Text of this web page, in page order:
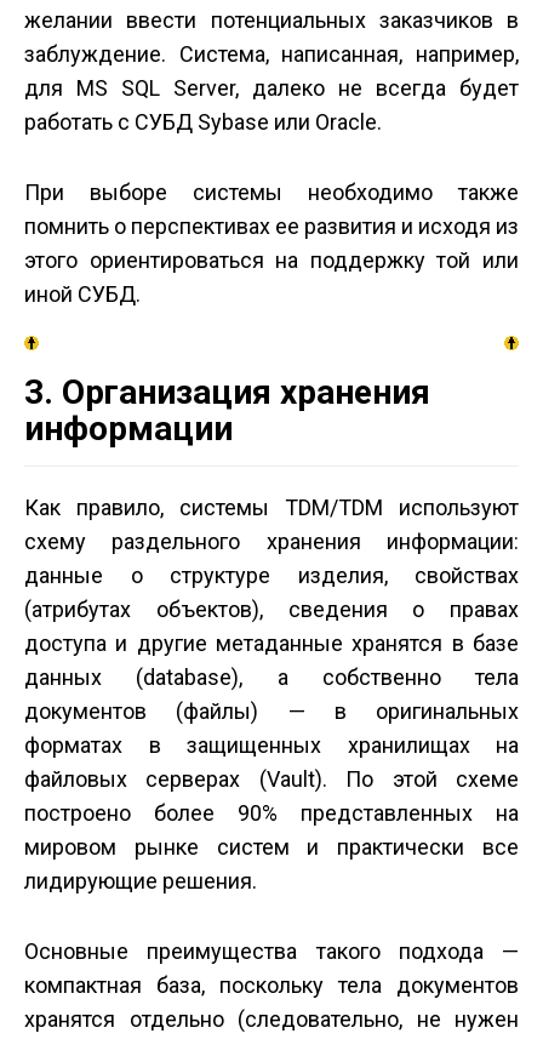
желании ввести потенциальных заказчиков в
заблуждение. Система, написанная, например,
для MS SQL Server, далеко не всегда будет
работать с СУБД Sybase или Oracle.
При выборе системы необходимо также
помнить о перспективах ее развития и исходя из
этого ориентироваться на поддержку той или
иной СУБД.
3. Организация хранения
информации
Как правило, системы TDM/TDM используют
схему раздельного хранения информации:
данные о структуре изделия, свойствах
(атрибутах объектов), сведения о правах
доступа и другие метаданные хранятся в базе
данных (database), а собственно тела
документов (файлы) — в оригинальных
форматах в защищенных хранилищах на
файловых серверах (Vault). По этой схеме
построено более 90% представленных на
мировом рынке систем и практически все
лидирующие решения.
Основные преимущества такого подхода —
компактная база, поскольку тела документов
хранятся отдельно (следовательно, не нужен